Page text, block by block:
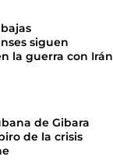
siguen
la guerra con Irán
de Gibara
de la crisis